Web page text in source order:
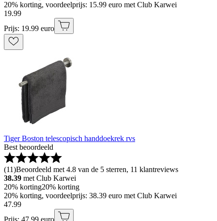
20% korting, voordeelprijs: 15.99 euro met Club Karwei
19.99
Prijs: 19.99 euro
Tiger Boston telescopisch handdoekrek rvs
Best beoordeeld
(11)Beoordeeld met 4.8 van de 5 sterren, 11 klantreviews
38.39 met Club Karwei
20% korting20% korting
20% korting, voordeelprijs: 38.39 euro met Club Karwei
47.99
Prijs: 47.99 euro